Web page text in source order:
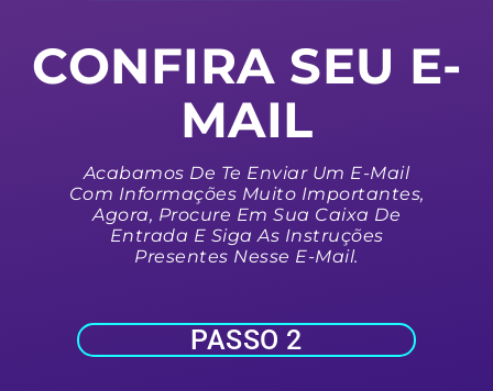
CONFIRA SEU E-
MAIL
Acabamos De Te Enviar Um E-Mail
Com Informações Muito Importantes,
Agora, Procure Em Sua Caixa De
Entrada E Siga As Instruções
Presentes Nesse E-Mail.
PASSO 2